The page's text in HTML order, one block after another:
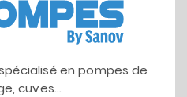
en pompes de
cuves...